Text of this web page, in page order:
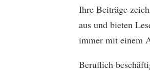
Ihre Beiträge
aus und bieten
immer mit einem
Beruflich